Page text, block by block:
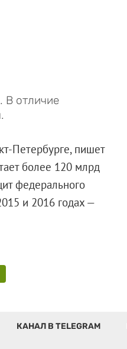
В отличие
Петербурге, пишет
более 120 млрд
федерального
и 2016 годах —
КАНАЛ В TELEGRAM